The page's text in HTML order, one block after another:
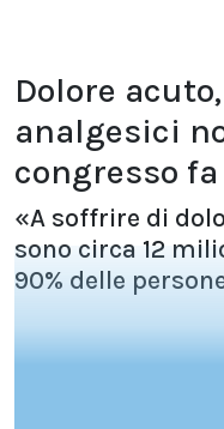
Dolore
analgesici
congresso
«A soffrire di
sono circa 12
90% delle